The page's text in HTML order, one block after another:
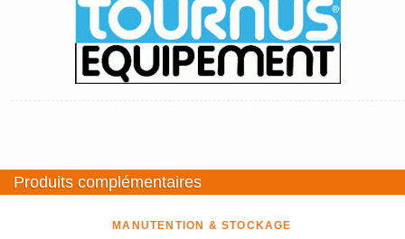
Produits complémentaires
MANUTENTION & STOCKAGE